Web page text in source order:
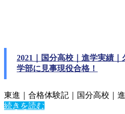
2021｜国分高校｜進学実績
学部に見事現役合格！
東進｜合格体験記｜国分高校｜
続きを読む